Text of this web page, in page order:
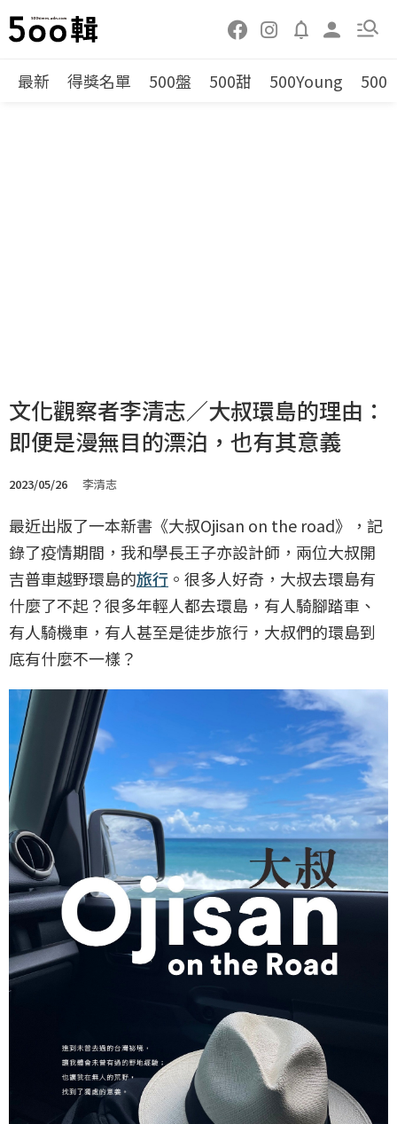
最新 得獎名單 500盤 500甜 500Young 500
文化觀察者李清志／大叔環島的理由：
即便是漫無目的漂泊，也有其意義
2023/05/26 李清志
最近出版了一本新書《大叔Ojisan on the road》，記
錄了疫情期間，我和學長王子亦設計師，兩位大叔開
吉普車越野環島的旅行 。很多人好奇，大叔去環島有
什麼了不起？很多年輕人都去環島，有人騎腳踏車、
有人騎機車，有人甚至是徒步旅行，大叔們的環島到
底有什麼不一樣？